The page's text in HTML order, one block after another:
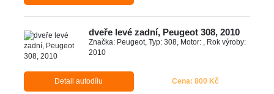
dveře levé zadní, Peugeot 308, 2010
Značka: Peugeot, Typ: 308, Motor: , Rok výroby:
2010
Detail autodílu Cena: 800 Kč